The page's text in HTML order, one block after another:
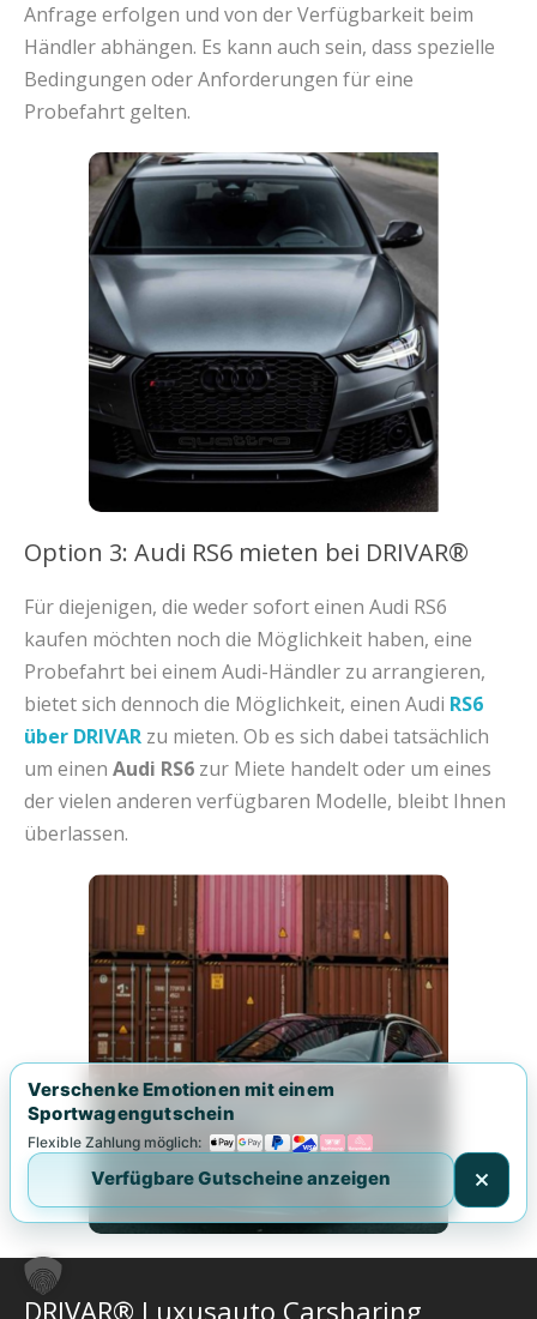
Anfrage erfolgen und von der Verfügbarkeit beim
Händler abhängen. Es kann auch sein, dass spezielle
Bedingungen oder Anforderungen für eine
Probefahrt gelten.
Option 3: Audi RS6 mieten bei DRIVAR®
Für diejenigen, die weder sofort einen Audi RS6
kaufen möchten noch die Möglichkeit haben, eine
Probefahrt bei einem Audi-Händler zu arrangieren,
bietet sich dennoch die Möglichkeit, einen Audi RS6
über DRIVAR zu mieten. Ob es sich dabei tatsächlich
um einen Audi RS6 zur Miete handelt oder um eines
der vielen anderen verfügbaren Modelle, bleibt Ihnen
überlassen.
DRIVAR® Luxusauto Carsharing
Verschenke Emotionen mit einem
Sportwagengutschein
Flexible Zahlung möglich:
Verfügbare Gutscheine anzeigen